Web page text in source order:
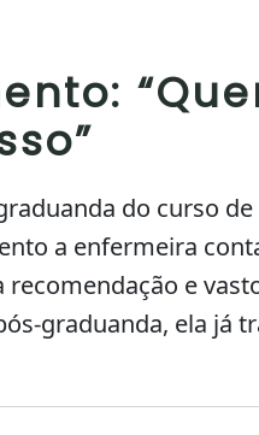
do curso
a enfermeira
recomendação e
graduanda, ela já